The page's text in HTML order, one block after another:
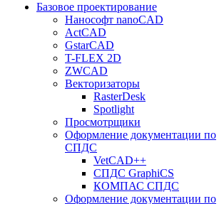
Базовое проектирование
Нанософт nanoCAD
ActCAD
GstarCAD
T-FLEX 2D
ZWCAD
Векторизаторы
RasterDesk
Spotlight
Просмотрщики
Оформление документации по
СПДС
VetCAD++
СПДС GraphiCS
КОМПАС СПДС
Оформление документации по